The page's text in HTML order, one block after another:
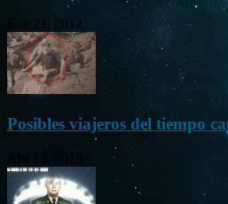
Ene 21, 2012
Posibles viajeros del tiempo